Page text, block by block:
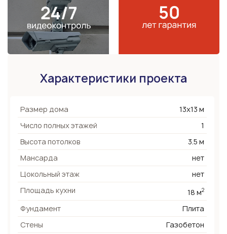
Характеристики проекта
Размер дома
13х13 м
Число полных этажей
1
Высота потолков
3.5 м
Мансарда
нет
Цокольный этаж
нет
Площадь кухни
18 м2
Фундамент
Плита
Стены
Газобетон